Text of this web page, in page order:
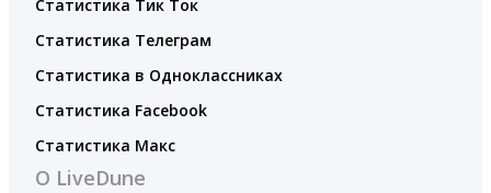
Статистика Тик Ток
Статистика Телеграм
Статистика в Одноклассниках
Статистика Facebook
Статистика Макс
О LiveDune